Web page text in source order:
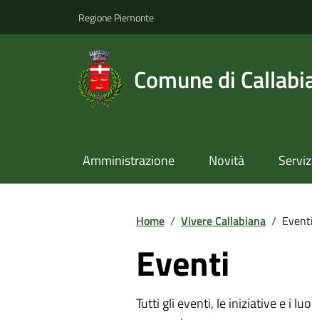
Regione Piemonte
Comune di
Amministrazione Novità
Home / Vivere Callabiana / Eventi
Eventi
Tutti gli eventi, le iniziative e i